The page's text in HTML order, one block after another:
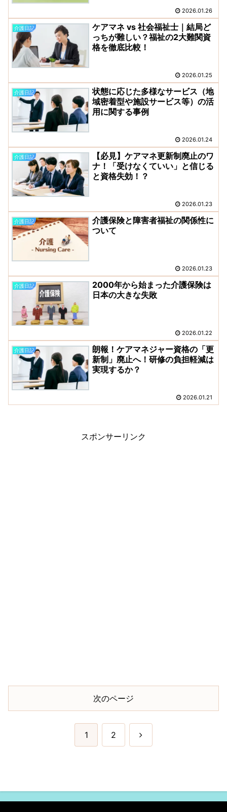
2026.01.26
介護日記
ケアマネ vs 社会福祉士｜結局ど
っちが難しい？福祉の2大難関資
格を徹底比較！
2026.01.25
介護日記
状態に応じた多様なサービス（地
域密着型や施設サービス等）の活
用に関する事例
2026.01.24
介護日記
【必見】ケアマネ更新制廃止のワ
ナ！「受けなくていい」と信じる
と資格失効！？
2026.01.23
介護日記
介護保険と障害者福祉の関係性に
ついて
2026.01.23
介護日記
2000年から始まった介護保険は
日本の大きな失敗
2026.01.22
介護日記
朗報！ケアマネジャー資格の「更
新制」廃止へ！研修の負担軽減は
実現するか？
2026.01.21
スポンサーリンク
次のページ
1 2 次